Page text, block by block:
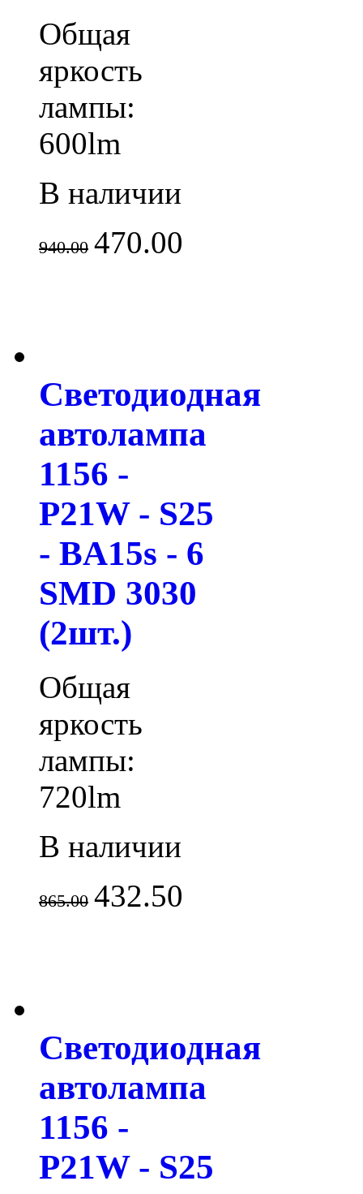
Общая
яркость
лампы:
600lm
В наличии
940.00 470.00
Светодиодная
автолампа
1156 -
P21W - S25
- BA15s - 6
SMD 3030
(2шт.)
Общая
яркость
лампы:
720lm
В наличии
865.00 432.50
Светодиодная
автолампа
1156 -
P21W - S25